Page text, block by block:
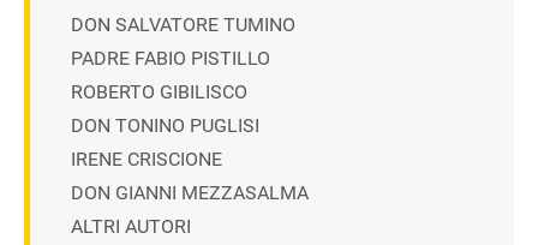
DON SALVATORE TUMINO
PADRE FABIO PISTILLO
ROBERTO GIBILISCO
DON TONINO PUGLISI
IRENE CRISCIONE
DON GIANNI MEZZASALMA
ALTRI AUTORI